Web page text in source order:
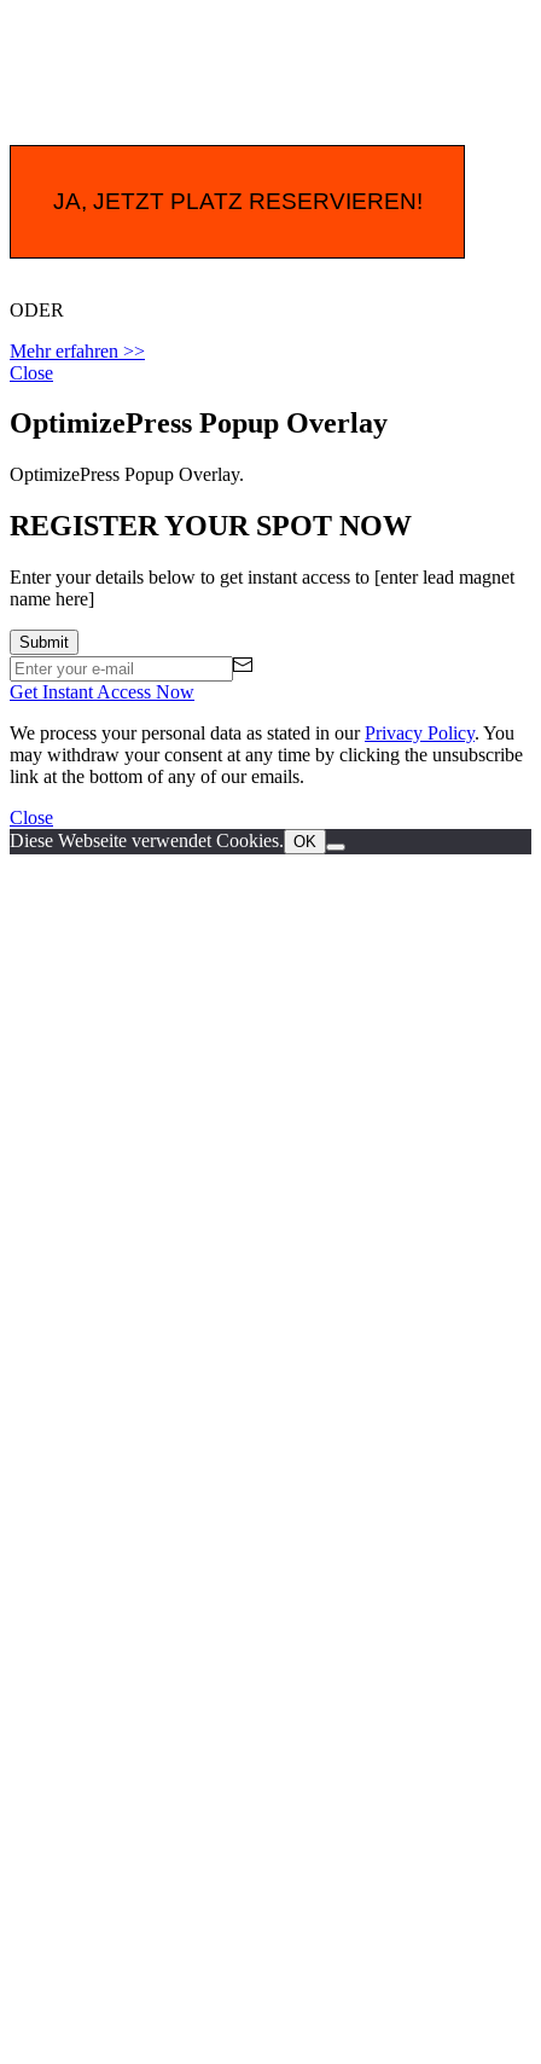
JA, JETZT PLATZ RESERVIEREN!
ODER
Mehr erfahren >>
Close
OptimizePress Popup Overlay
OptimizePress Popup Overlay.
REGISTER YOUR SPOT NOW
Enter your details below to get instant access to [enter lead magnet
name here]
Get Instant Access Now
We process your personal data as stated in ourPrivacy Policy. You
may withdraw your consent at any time by clicking the unsubscribe
link at the bottom of any of our emails.
Close
Diese Webseite verwendet Cookies. OK